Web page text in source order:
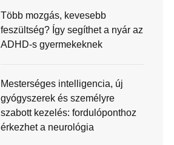
Több mozgás, kevesebb
feszültség? Így segíthet a nyár az
ADHD-s gyermekeknek
Mesterséges intelligencia, új
gyógyszerek és személyre
szabott kezelés: fordulóponthoz
érkezhet a neurológia